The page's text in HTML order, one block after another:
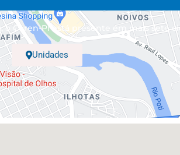
o Coren-PI está presente em mais sete
Unidades